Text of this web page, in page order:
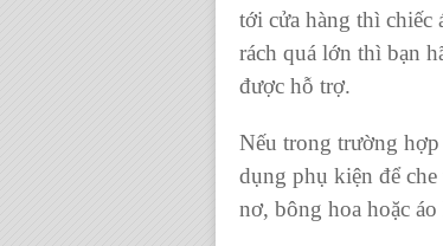
tới cửa hàng thì chiếc
rách quá lớn thì bạn
được hỗ trợ.
Nếu trong trường
dụng phụ kiện để
nơ, bông hoa hoặc